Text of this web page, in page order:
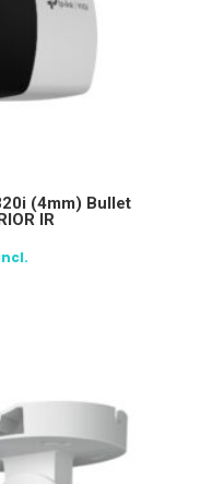
(4mm) Bullet
IR